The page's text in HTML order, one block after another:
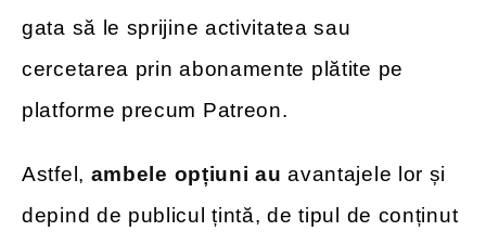
gata să le sprijine activitatea sau
cercetarea prin abonamente plătite pe
platforme precum Patreon.
Astfel, ambele opțiuni au avantajele lor și
depind de publicul țintă, de tipul de conținut